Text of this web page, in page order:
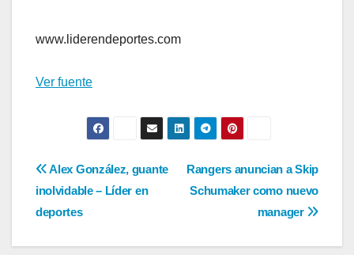
www.liderendeportes.com
Ver fuente
Navegación
de
entradas
Rangers anuncian a Skip
Schumaker como nuevo
manager
Alex González, guante
inolvidable – Líder en
deportes